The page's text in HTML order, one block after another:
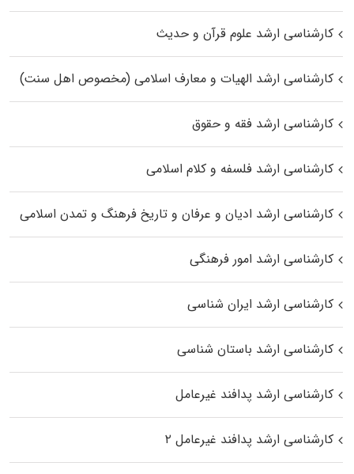
کارشناسی ارشد علوم قرآن و حدیث
کارشناسی ارشد الهیات و معارف اسلامی (مخصوص اهل سنت)
کارشناسی ارشد فقه و حقوق
کارشناسی ارشد فلسفه و کلام اسلامی
کارشناسی ارشد ادیان و عرفان و تاریخ فرهنگ و تمدن اسلامی
کارشناسی ارشد امور فرهنگی
کارشناسی ارشد ایران شناسی
کارشناسی ارشد باستان شناسی
کارشناسی ارشد پدافند غیرعامل
کارشناسی ارشد پدافند غیرعامل ۲